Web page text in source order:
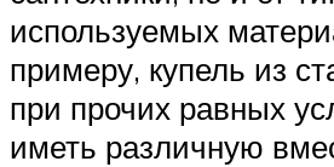
используемых
примеру, купель из
при прочих равных
иметь различную